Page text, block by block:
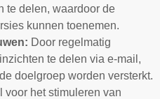
te delen, waardoor de
kunnen toenemen.
Door regelmatig
te delen via e-mail,
doelgroep worden versterkt.
voor het stimuleren van